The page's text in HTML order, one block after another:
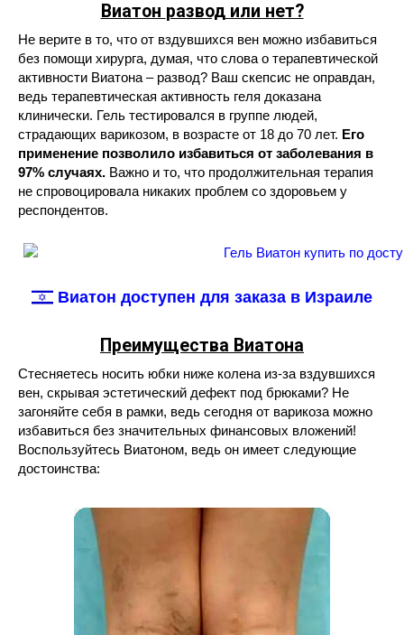
Виатон развод или нет?
Не верите в то, что от вздувшихся вен можно избавиться
без помощи хирурга, думая, что слова о терапевтической
активности Виатона – развод? Ваш скепсис не оправдан,
ведь терапевтическая активность геля доказана
клинически. Гель тестировался в группе людей,
страдающих варикозом, в возрасте от 18 до 70 лет. Его
применение позволило избавиться от заболевания в
97% случаях. Важно и то, что продолжительная терапия
не спровоцировала никаких проблем со здоровьем у
респондентов.
Виатон доступен для заказа в Израиле
Преимущества Виатона
Стесняетесь носить юбки ниже колена из-за вздувшихся
вен, скрывая эстетический дефект под брюками? Не
загоняйте себя в рамки, ведь сегодня от варикоза можно
избавиться без значительных финансовых вложений!
Воспользуйтесь Виатоном, ведь он имеет следующие
достоинства: